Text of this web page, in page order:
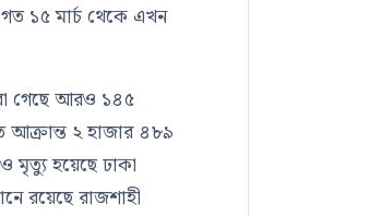
১৫ মার্চ থেকে এখন
গেছে আরও ১৪৫
আক্রান্ত ২ হাজার ৪৮৯
মৃত্যু হয়েছেঢাকা
রয়েছেরাজশাহী